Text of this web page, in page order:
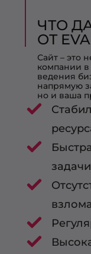
ЧТО
ОТ EVA
Сайт – это
компании
ведения
напрямую
но и ваша
задачи
взлома